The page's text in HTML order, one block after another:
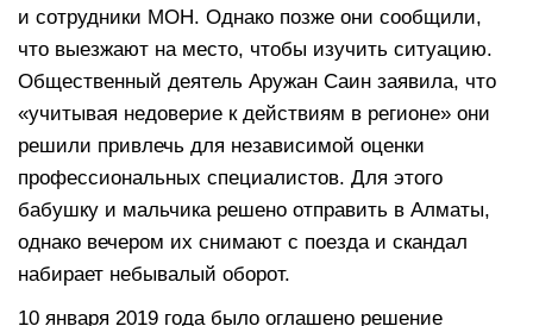
и сотрудники МОН. Однако позже они сообщили,
что выезжают на место, чтобы изучить ситуацию.
Общественный деятель Аружан Саин заявила, что
«учитывая недоверие к действиям в регионе» они
решили привлечь для независимой оценки
профессиональных специалистов. Для этого
бабушку и мальчика решено отправить в Алматы,
однако вечером их снимают с поезда и скандал
набирает небывалый оборот.
10 января 2019 года было оглашено решение